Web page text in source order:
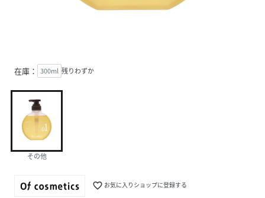
在庫： 300ml 残りわずか
その他
favorite_border お気に入りショップに登録する